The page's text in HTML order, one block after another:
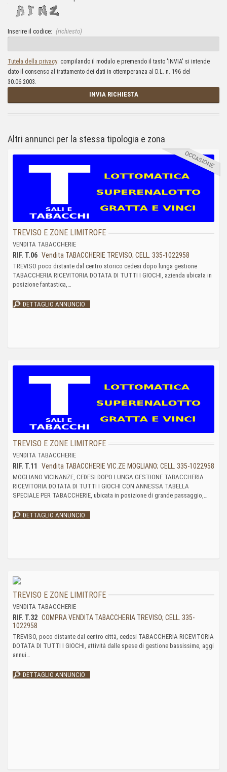
Inserire il codice: (richiesto)
Tutela della privacy: compilando il modulo e premendo il tasto 'INVIA' si intende
dato il consenso al trattamento dei dati in ottemperanza al D.L. n. 196 del
30.06.2003.
INVIA RICHIESTA
Altri annunci per la stessa tipologia e zona
TREVISO E ZONE LIMITROFE
VENDITA TABACCHERIE
RIF. T.06 Vendita TABACCHERIE TREVISO; CELL. 335-1022958
TREVISO poco distante dal centro storico cedesi dopo lunga gestione
TABACCHERIA RICEVITORIA DOTATA DI TUTTI I GIOCHI, azienda ubicata in
posizione fantastica,…
DETTAGLIO ANNUNCIO
TREVISO E ZONE LIMITROFE
VENDITA TABACCHERIE
RIF. T.11 Vendita TABACCHERIE VIC.ZE MOGLIANO; CELL. 335-1022958
MOGLIANO VICINANZE, CEDESI DOPO LUNGA GESTIONE TABACCHERIA
RICEVITORIA DOTATA DI TUTTI I GIOCHI CON ANNESSA TABELLA
SPECIALE PER TABACCHERIE, ubicata in posizione di grande passaggio,…
DETTAGLIO ANNUNCIO
TREVISO E ZONE LIMITROFE
VENDITA TABACCHERIE
RIF. T.32 COMPRA VENDITA TABACCHERIA TREVISO; CELL. 335-
1022958
TREVISO, poco distante dal centro città, cedesi TABACCHERIA RICEVITORIA
DOTATA DI TUTTI I GIOCHI, attività dalle spese di gestione bassissime, aggi
annui…
DETTAGLIO ANNUNCIO